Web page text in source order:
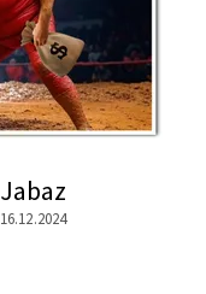
Jabaz
16.12.2024